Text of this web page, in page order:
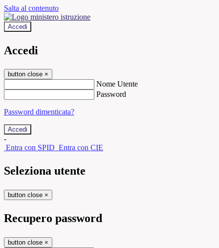
Salta al contenuto
Accedi
Accedi
button close ×
Nome Utente
Password
Password dimenticata?
-
Entra con SPID Entra con CIE
Seleziona utente
button close ×
Recupero password
button close ×